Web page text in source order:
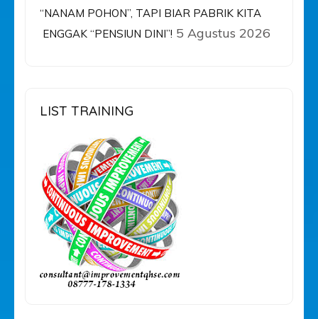
“NANAM POHON”, TAPI BIAR PABRIK KITA
ENGGAK “PENSIUN DINI”! 5 Agustus 2026
LIST TRAINING